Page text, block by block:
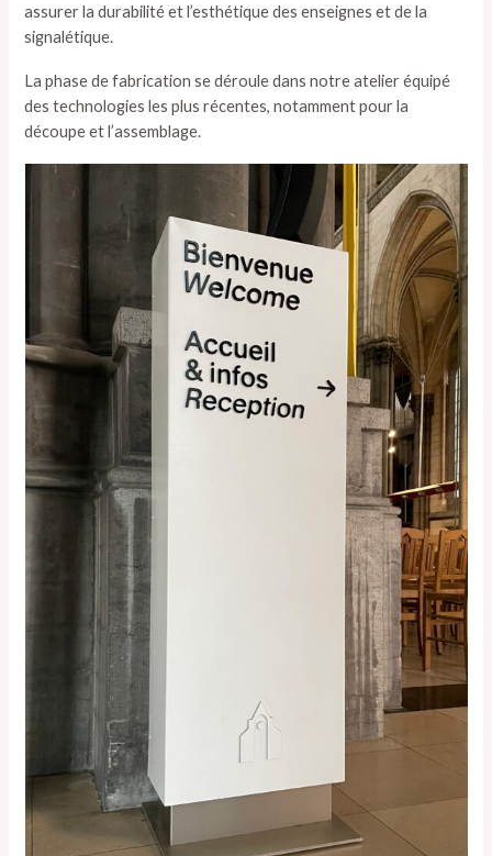
assurer la durabilité et l’esthétique des enseignes et de la
signalétique.
La phase de fabrication se déroule dans notre atelier équipé
des technologies les plus récentes, notamment pour la
découpe et l’assemblage.